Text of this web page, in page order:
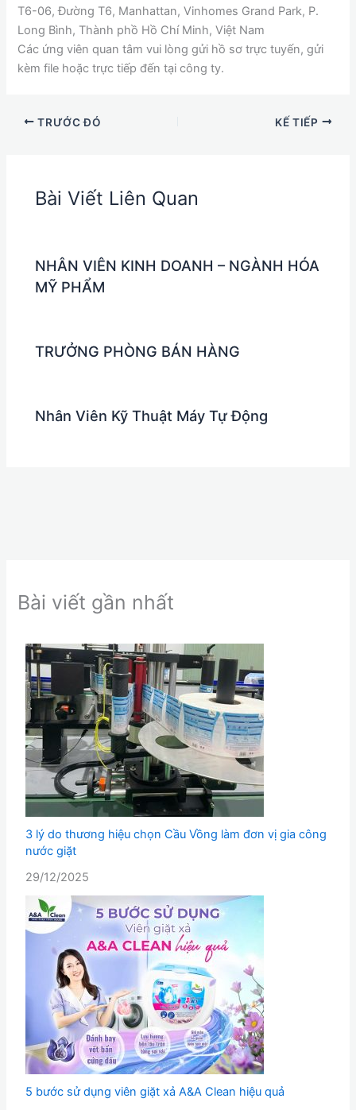
T6-06, Đường T6, Manhattan, Vinhomes Grand Park, P.
Long Bình, Thành phồ Hồ Chí Minh, Việt Nam
Các ứng viên quan tâm vui lòng gửi hồ sơ trực tuyến, gửi
kèm file hoặc trực tiếp đến tại công ty.
TRƯỚC ĐÓ KẾ TIẾP
Bài Viết Liên Quan
NHÂN VIÊN KINH DOANH – NGÀNH HÓA
MỸ PHẨM
TRƯỞNG PHÒNG BÁN HÀNG
Nhân Viên Kỹ Thuật Máy Tự Động
Bài viết gần nhất
3 lý do thương hiệu chọn Cầu Vồng làm đơn vị gia công
nước giặt
29/12/2025
5 bước sử dụng viên giặt xả A&A Clean hiệu quả